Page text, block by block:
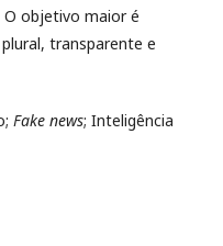
objetivo maior é
transparente e
Fake news; Inteligência